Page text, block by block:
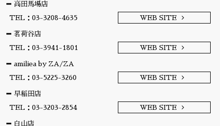
高田馬場店
TEL：03-3208-4635
WEB SITE
茗荷谷店
TEL：03-3941-1801
WEB SITE
amiliea by ZA/ZA
TEL：03-5225-3260
WEB SITE
早稲田店
TEL：03-3203-2854
WEB SITE
白山店